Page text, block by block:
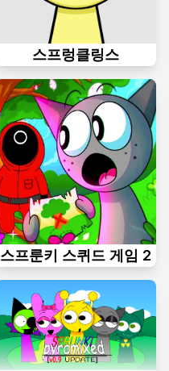
스프렁클링스
스프룬키 스퀴드 게임 2